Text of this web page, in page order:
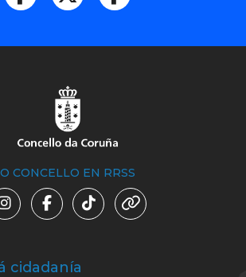
O CONCELLO EN RRSS
cidadanía